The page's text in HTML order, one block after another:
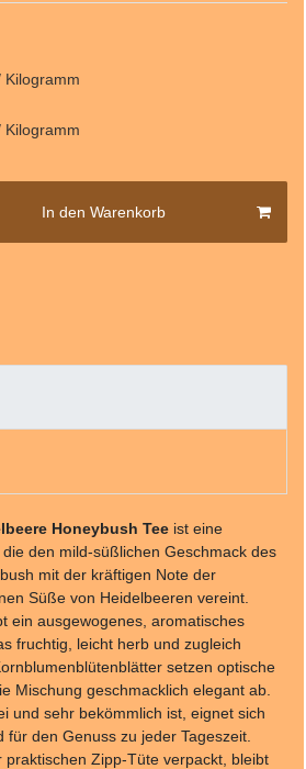
Kilogramm
Kilogramm
In den Warenkorb
Honeybush Tee ist eine
den mild-süßlichen Geschmack des
mit der kräftigen Note der
Süße von Heidelbeeren vereint.
ein ausgewogenes, aromatisches
fruchtig, leicht herb und zugleich
setzen optische
Mischung geschmacklich elegant ab.
und sehr bekömmlich ist, eignet sich
den Genuss zu jeder Tageszeit.
praktischen Zipp-Tüte verpackt, bleibt